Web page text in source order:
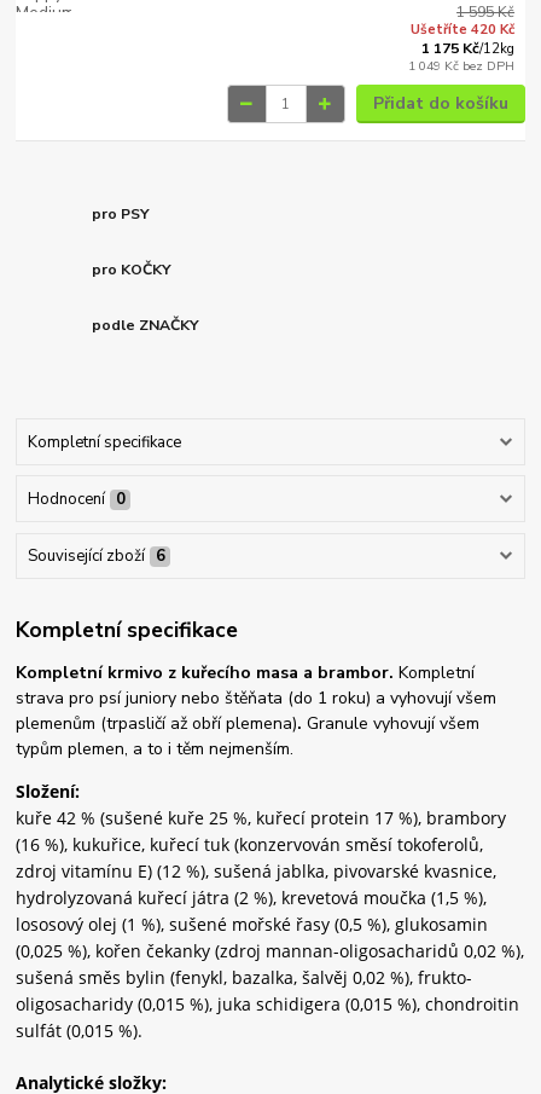
1 595 Kč
Ušetříte 420 Kč
1 175 Kč/12kg
1 049 Kč bez DPH
Přidat do košíku
pro PSY
pro KOČKY
podle ZNAČKY
Kompletní specifikace
Hodnocení 0
Související zboží 6
Kompletní specifikace
Kompletní krmivo z kuřecího masa a brambor. Kompletní
strava pro psí juniory nebo štěňata (do 1 roku) a vyhovují všem
plemenům (trpasličí až obří plemena).Granule vyhovují všem
typům plemen, a to i těm nejmenším.
Složení:
kuře 42 % (sušené kuře 25 %, kuřecí protein 17 %), brambory
(16 %), kukuřice, kuřecí tuk (konzervován směsí tokoferolů,
zdroj vitamínu E) (12 %), sušená jablka, pivovarské kvasnice,
hydrolyzovaná kuřecí játra (2 %), krevetová moučka (1,5 %),
lososový olej (1 %), sušené mořské řasy (0,5 %), glukosamin
(0,025 %), kořen čekanky (zdroj mannan-oligosacharidů 0,02 %),
sušená směs bylin (fenykl, bazalka, šalvěj 0,02 %), frukto-
oligosacharidy (0,015 %), juka schidigera (0,015 %), chondroitin
sulfát (0,015 %).
Analytické složky: